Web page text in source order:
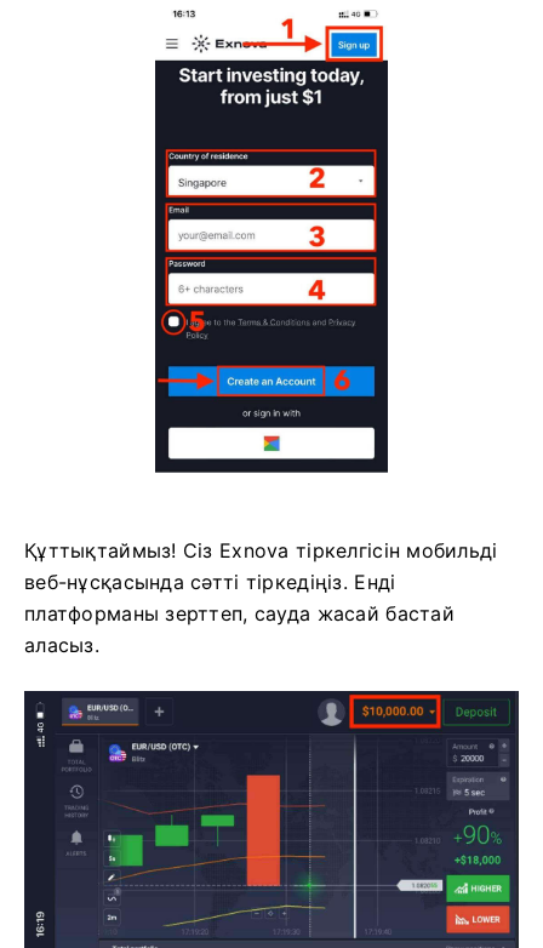
Құттықтаймыз! Сіз Exnova тіркелгісін мобильді
веб-нұсқасында сәтті тіркедіңіз. Енді
платформаны зерттеп, сауда жасай бастай
аласыз.